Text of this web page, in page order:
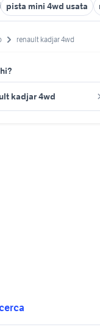
pista mini 4wd usata
renault kadjar 4wd